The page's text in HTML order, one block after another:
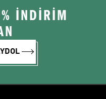
İNDİRİM